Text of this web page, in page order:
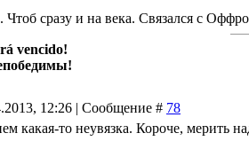
сразу и на века. Связался с
vencido!
12:26 | Сообщение # 78
какая-то неувязка. Короче, мерить